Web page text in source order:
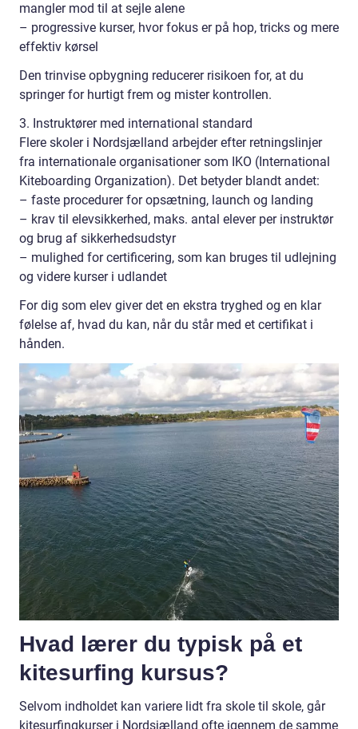
mangler mod til at sejle alene
– progressive kurser, hvor fokus er på hop, tricks og mere
effektiv kørsel
Den trinvise opbygning reducerer risikoen for, at du
springer for hurtigt frem og mister kontrollen.
3. Instruktører med international standard
Flere skoler i Nordsjælland arbejder efter retningslinjer
fra internationale organisationer som IKO (International
Kiteboarding Organization). Det betyder blandt andet:
– faste procedurer for opsætning, launch og landing
– krav til elevsikkerhed, maks. antal elever per instruktør
og brug af sikkerhedsudstyr
– mulighed for certificering, som kan bruges til udlejning
og videre kurser i udlandet
For dig som elev giver det en ekstra tryghed og en klar
følelse af, hvad du kan, når du står med et certifikat i
hånden.
Hvad lærer du typisk på et
kitesurfing kursus?
Selvom indholdet kan variere lidt fra skole til skole, går
kitesurfingkurser i Nordsjælland ofte igennem de samme